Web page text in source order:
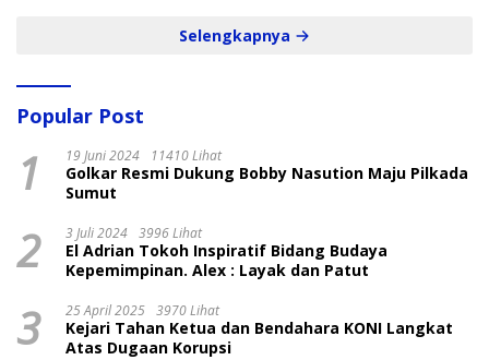
Selengkapnya
Popular Post
1 19 Juni 2024 11410 Lihat
Golkar Resmi Dukung Bobby Nasution Maju Pilkada
Sumut
2 3 Juli 2024 3996 Lihat
El Adrian Tokoh Inspiratif Bidang Budaya
Kepemimpinan. Alex : Layak dan Patut
3 25 April 2025 3970 Lihat
Kejari Tahan Ketua dan Bendahara KONI Langkat
Atas Dugaan Korupsi